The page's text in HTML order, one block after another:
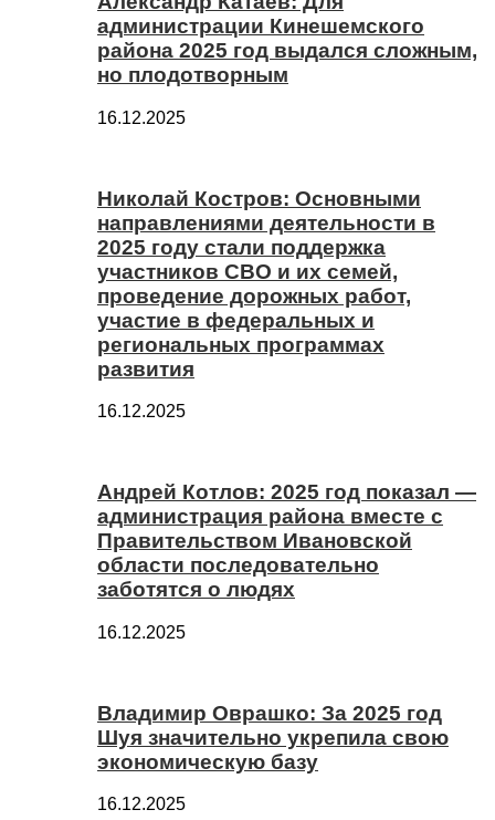
администрации Кинешемского
района 2025 год выдался сложным,
но плодотворным
16.12.2025
Николай Костров: Основными
направлениями деятельности в
2025 году стали поддержка
участников СВО и их семей,
проведение дорожных работ,
участие в федеральных и
региональных программах
развития
16.12.2025
Андрей Котлов: 2025 год показал —
администрация района вместе с
Правительством Ивановской
области последовательно
заботятся о людях
16.12.2025
Владимир Оврашко: За 2025 год
Шуя значительно укрепила свою
экономическую базу
16.12.2025